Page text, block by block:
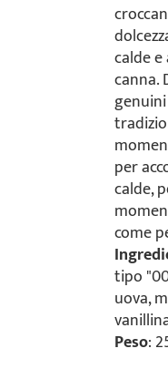
calde
canna.
per
calde,
come
tipo
uova,
Peso: